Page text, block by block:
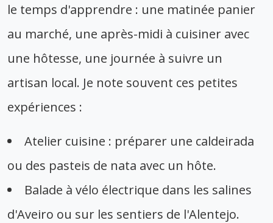
le temps d'apprendre : une matinée panier
au marché, une après-midi à cuisiner avec
une hôtesse, une journée à suivre un
artisan local. Je note souvent ces petites
expériences :
Atelier cuisine : préparer une caldeirada
ou des pasteis de nata avec un hôte.
Balade à vélo électrique dans les salines
d'Aveiro ou sur les sentiers de l'Alentejo.